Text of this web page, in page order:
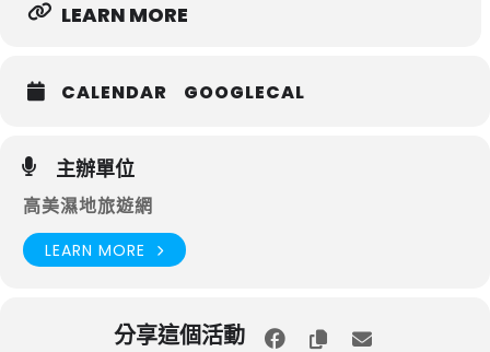
LEARN MORE
CALENDAR GOOGLECAL
主辦單位
高美濕地旅遊網
LEARN MORE
分享這個活動